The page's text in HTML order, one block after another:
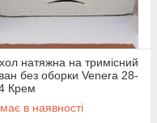
натяжна на тримісний
без оборки Venera 28-
Крем
в наявності